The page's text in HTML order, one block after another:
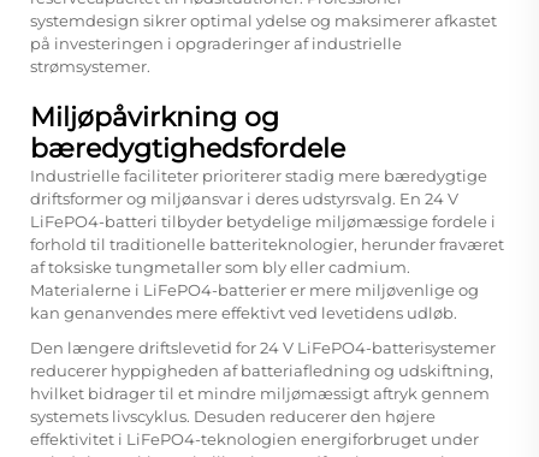
systemdesign sikrer optimal ydelse og maksimerer afkastet
på investeringen i opgraderinger af industrielle
strømsystemer.
Miljøpåvirkning og
bæredygtighedsfordele
Industrielle faciliteter prioriterer stadig mere bæredygtige
driftsformer og miljøansvar i deres udstyrsvalg. En 24 V
LiFePO4-batteri tilbyder betydelige miljømæssige fordele i
forhold til traditionelle batteriteknologier, herunder fraværet
af toksiske tungmetaller som bly eller cadmium.
Materialerne i LiFePO4-batterier er mere miljøvenlige og
kan genanvendes mere effektivt ved levetidens udløb.
Den længere driftslevetid for 24 V LiFePO4-batterisystemer
reducerer hyppigheden af batteriafledning og udskiftning,
hvilket bidrager til et mindre miljømæssigt aftryk gennem
systemets livscyklus. Desuden reducerer den højere
effektivitet i LiFePO4-teknologien energiforbruget under